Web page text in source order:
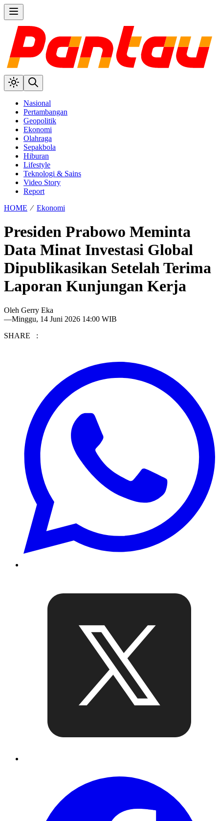
Nasional
Pertambangan
Geopolitik
Ekonomi
Olahraga
Sepakbola
Hiburan
Lifestyle
Teknologi & Sains
Video Story
Report
HOME ⁄ Ekonomi
Presiden Prabowo Meminta
Data Minat Investasi Global
Dipublikasikan Setelah Terima
Laporan Kunjungan Kerja
Oleh Gerry Eka
—Minggu, 14 Juni 2026 14:00 WIB
SHARE :